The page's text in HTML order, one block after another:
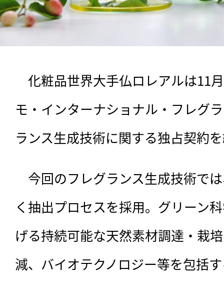
化粧品世界大手仏ロレアルは11
モ・インターナショナル・フレグ
ランス生成技術に関する独占契約
今回のフレグランス生成技術で
く抽出プロセスを採用。グリーン
げる持続可能な天然素材調達・栽
減、バイオテクノロジー等を包括